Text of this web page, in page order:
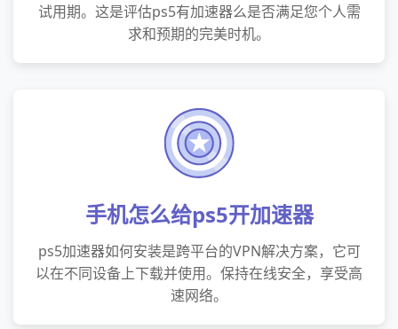
试用期。这是评估ps5有加速器么是否满足您个人需
求和预期的完美时机。
手机怎么给ps5开加速器
ps5加速器如何安装是跨平台的VPN解决方案，它可
以在不同设备上下载并使用。保持在线安全，享受高
速网络。